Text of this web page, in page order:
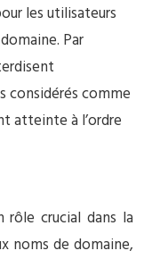
les utilisateurs
Par
comme
atteinte à l’ordre
rôle crucial dans la
noms de domaine,